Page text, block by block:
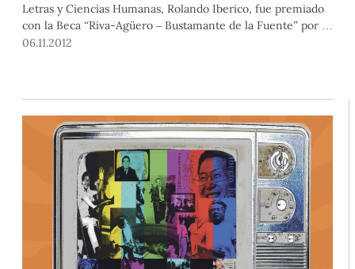
Letras y Ciencias Humanas, Rolando Iberico, fue premiado
con la Beca “Riva-Agüero – Bustamante de la Fuente” por su
proyecto de tesis, “La República católica dividida:
06.11.2012